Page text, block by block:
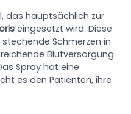
das hauptsächlich zur
eingesetzt wird. Diese
Schmerzen in
Blutversorgung
Spray hat eine
es den Patienten, ihre